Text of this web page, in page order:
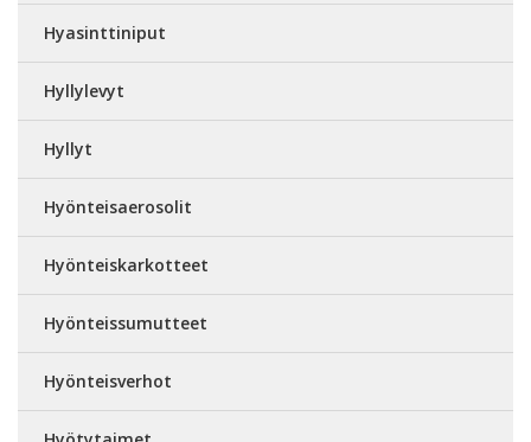
Hyasinttiniput
Hyllylevyt
Hyllyt
Hyönteisaerosolit
Hyönteiskarkotteet
Hyönteissumutteet
Hyönteisverhot